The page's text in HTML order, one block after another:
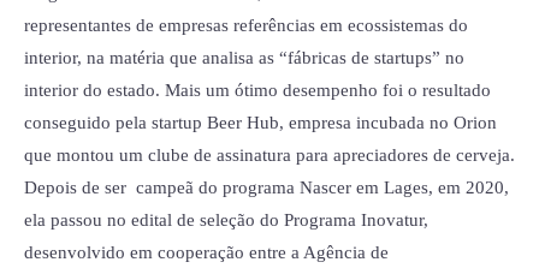
representantes de empresas referências em ecossistemas do
interior, na matéria que analisa as “fábricas de startups” no
interior do estado. Mais um ótimo desempenho foi o resultado
conseguido pela startup Beer Hub, empresa incubada no Orion
que montou um clube de assinatura para apreciadores de cerveja.
Depois de ser campeã do programa Nascer em Lages, em 2020,
ela passou no edital de seleção do Programa Inovatur,
desenvolvido em cooperação entre a Agência de